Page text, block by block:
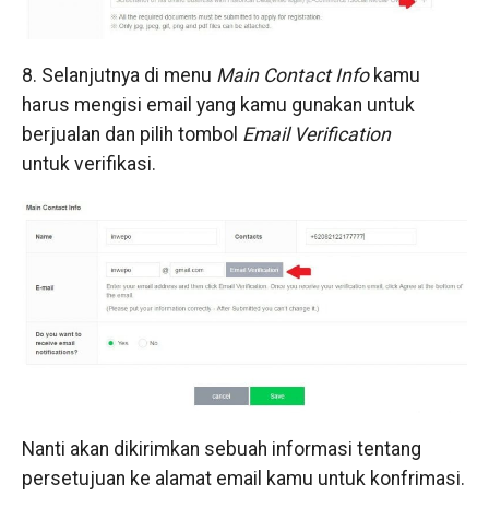
8. Selanjutnya di menu Main Contact Infokamu
harus mengisi email yang kamu gunakan untuk
berjualan dan pilih tombol Email Verification
untuk verifikasi.
Nanti akan dikirimkan sebuah informasi tentang
persetujuan ke alamat email kamu untuk konfrimasi.